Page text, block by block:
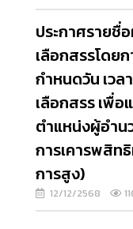
ประกาศรายชื่
เลือกสรรโด
กำหนดวัน เวล
เลือกสรร เพื่อ
ตำแหน่งผู้อำน
การเคารพสิท
การสูง)
12/12/2568